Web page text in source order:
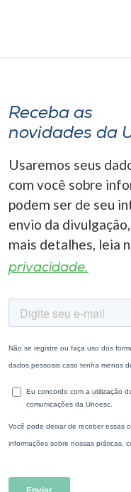
Selecione
A+
A-
Receba as
novidades da
Usaremos seus
com você sobre
podem ser de seu
envio da
mais detalhes, leia
privacidade.